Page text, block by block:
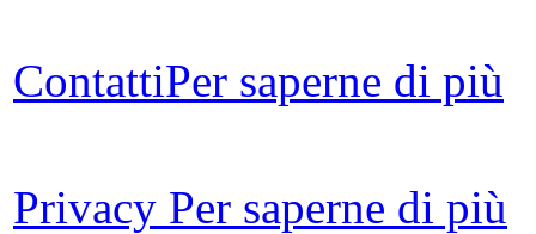
ContattiPer saperne di più
Privacy Per saperne di più